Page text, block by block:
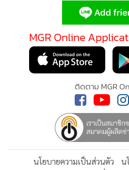
MGR Online
ติดตาม MGR
นโยบายความเป็นส่วนตัว น